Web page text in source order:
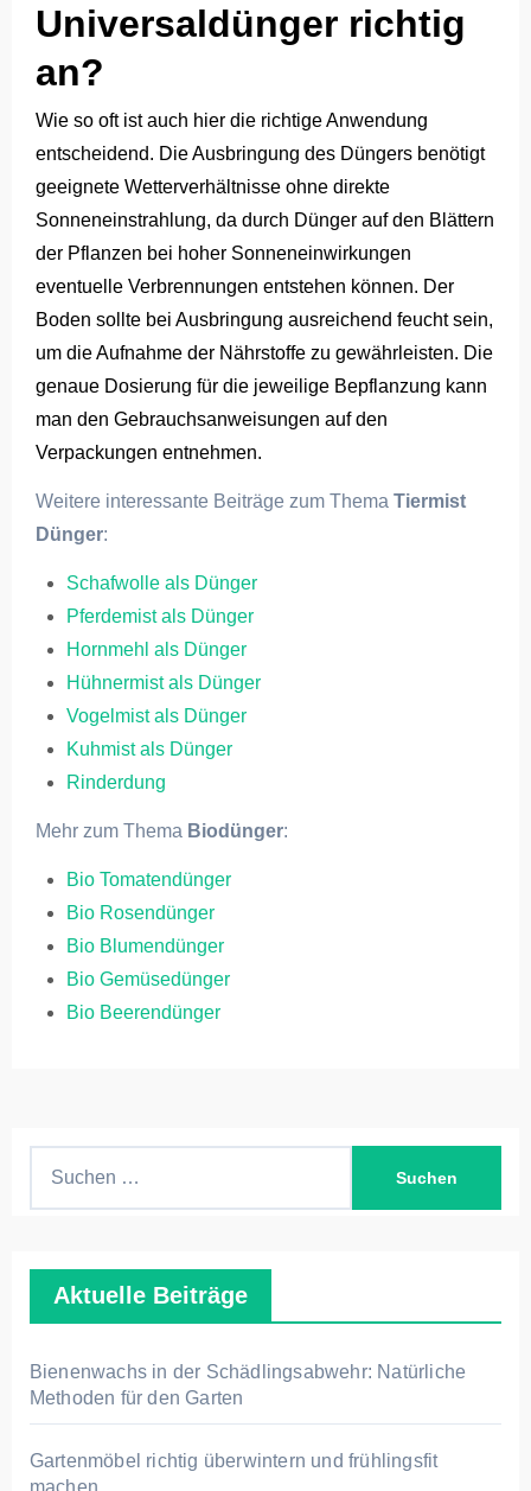
Universaldünger richtig
an?
Wie so oft ist auch hier die richtige Anwendung
entscheidend. Die Ausbringung des Düngers benötigt
geeignete Wetterverhältnisse ohne direkte
Sonneneinstrahlung, da durch Dünger auf den Blättern
der Pflanzen bei hoher Sonneneinwirkungen
eventuelle Verbrennungen entstehen können. Der
Boden sollte bei Ausbringung ausreichend feucht sein,
um die Aufnahme der Nährstoffe zu gewährleisten. Die
genaue Dosierung für die jeweilige Bepflanzung kann
man den Gebrauchsanweisungen auf den
Verpackungen entnehmen.
Weitere interessante Beiträge zum Thema Tiermist
Dünger:
Schafwolle als Dünger
Pferdemist als Dünger
Hornmehl als Dünger
Hühnermist als Dünger
Vogelmist als Dünger
Kuhmist als Dünger
Rinderdung
Mehr zum Thema Biodünger:
Bio Tomatendünger
Bio Rosendünger
Bio Blumendünger
Bio Gemüsedünger
Bio Beerendünger
n
n
a
c
h
Aktuelle Beiträge
Bienenwachs in der Schädlingsabwehr: Natürliche
Methoden für den Garten
Gartenmöbel richtig überwintern und frühlingsfit
machen